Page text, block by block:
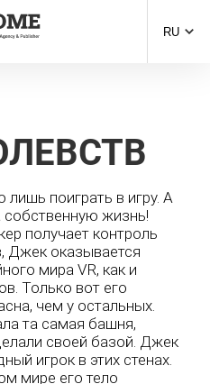
RU
поиграть в игру. А
собственную жизнь!
получает контроль
Джек оказывается
мира VR, как и
Только вот его
чем у остальных.
та самая башня,
своей базой. Джек
игрок в этих стенах.
мире его тело